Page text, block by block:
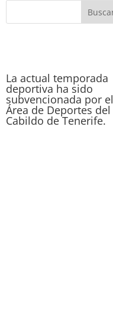
La actual temporada
deportiva ha sido
subvencionada por el
Área de Deportes del
Cabildo de Tenerife.